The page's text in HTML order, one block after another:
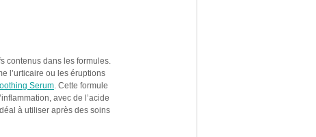
contenus dans les formules.
l’urticaire ou les éruptions
Serum. Cette formule
avec de l’acide
à utiliser après des soins